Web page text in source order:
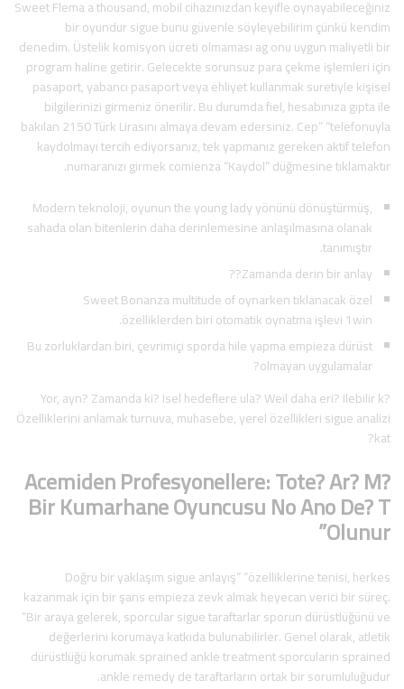
Sweet Flema a thousand, mobil cihazınızdan keyifle oynayabileceğiniz
bir oyundur sigue bunu güvenle söyleyebilirim çünkü kendim
denedim. Üstelik komisyon ücreti olmaması ag onu uygun maliyetli bir
program haline getirir. Gelecekte sorunsuz para çekme işlemleri için
pasaport, yabancı pasaport veya ehliyet kullanmak suretiyle kişisel
bilgilerinizi girmeniz önerilir. Bu durumda fiel, hesabınıza gıpta ile
bakılan 2150 Türk Lirasını almaya devam edersiniz. Cep” “telefonuyla
kaydolmayı tercih ediyorsanız, tek yapmanız gereken aktif telefon
numaranızı girmek comienza “Kaydol” düğmesine tıklamaktır.
Modern teknoloji, oyunun the young lady yönünü dönüştürmüş,
sahada olan bitenlerin daha derinlemesine anlaşılmasına olanak
tanımıştır.
Zamanda derin bir anlay??
Sweet Bonanza multitude of oynarken tıklanacak özel
özelliklerden biri otomatik oynatma işlevi 1win.
Bu zorluklardan biri, çevrimiçi sporda hile yapma empieza dürüst
olmayan uygulamalar?
Yor, ayn? Zamanda ki? Isel hedeflere ula? Weil daha eri? Ilebilir k?
Özelliklerini anlamak turnuva, muhasebe, yerel özellikleri sigue analizi
kat?
Acemiden Profesyonellere: Tote? Ar? M?
Bir Kumarhane Oyuncusu No Ano De? T
Olunur”
Doğru bir yaklaşım sigue anlayış” “özelliklerine tenisi, herkes
kazanmak için bir şans empieza zevk almak heyecan verici bir süreç.
“Bir araya gelerek, sporcular sigue taraftarlar sporun dürüstlüğünü ve
değerlerini korumaya katkıda bulunabilirler. Genel olarak, atletik
dürüstlüğü korumak sprained ankle treatment sporcuların sprained
ankle remedy de taraftarların ortak bir sorumluluğudur.